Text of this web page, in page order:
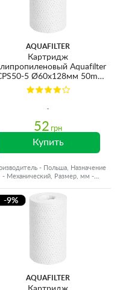
AQUAFILTER
Картридж
Aquafilter
5 Ø60x128мм 50mcr
45°C (очистка от
механических примесей)
52 грн
Купить
- Польша, Назначение
- Механический, Размер, мм -
-9%
AQUAFILTER